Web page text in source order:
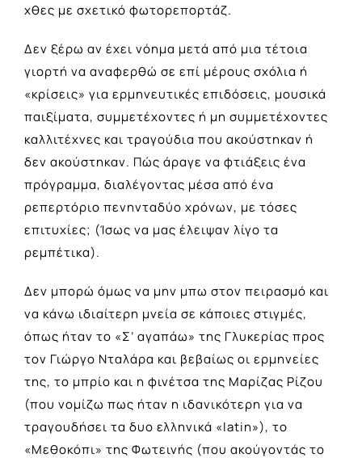
χθες με σχετικό φωτορεπορτάζ.
Δεν ξέρω αν έχει νόημα μετά από μια τέτοια
γιορτή να αναφερθώ σε επί μέρους σχόλια ή
«κρίσεις» για ερμηνευτικές επιδόσεις, μουσικά
παιξίματα, συμμετέχοντες ή μη συμμετέχοντες
καλλιτέχνες και τραγούδια που ακούστηκαν ή
δεν ακούστηκαν. Πώς άραγε να φτιάξεις ένα
πρόγραμμα, διαλέγοντας μέσα από ένα
ρεπερτόριο πενηνταδύο χρόνων, με τόσες
επιτυχίες; (Ίσως να μας έλειψαν λίγο τα
ρεμπέτικα).
Δεν μπορώ όμως να μην μπω στον πειρασμό και
να κάνω ιδιαίτερη μνεία σε κάποιες στιγμές,
όπως ήταν το «Σ’ αγαπάω» της Γλυκερίας προς
τον Γιώργο Νταλάρα και βεβαίως οι ερμηνείες
της, το μπρίο και η φινέτσα της Μαρίζας Ρίζου
(που νομίζω πως ήταν η ιδανικότερη για να
τραγουδήσει τα δυο ελληνικά «latin»), το
«Μεθοκόπι» της Φωτεινής (που ακούγοντάς το